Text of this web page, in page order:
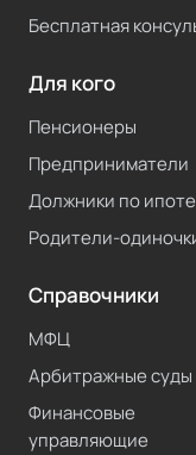
Бесплатная
Для кого
Пенсионеры
Предприниматели
Должники по
Родители-
Справочники
МФЦ
Арбитражные суды
Финансовые
управляющие